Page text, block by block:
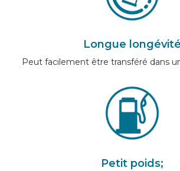
Longue longévité
Peut facilement être transféré dans
Petit poids;